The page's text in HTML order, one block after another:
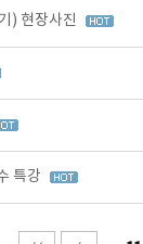
) 현장사진
특강